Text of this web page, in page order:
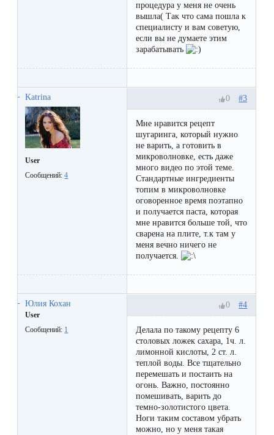
важным
событием
Противопоказания
перед
визитом
косметологу?
процедура у меня не очень
вышла( Так что сама пошла к
специалисту и вам советую,
если вы не думаете этим
зарабатывать
Katrina
User
Сообщений:4
#3
0
Мне нравится рецепт
шугаринга, который нужно
не варить, а готовить в
микроволновке, есть даже
много видео по этой теме.
Стандартные ингредиенты
топим в микроволновке
оговоренное время поэтапно
и получается паста, которая
мне нравится больше той, что
сварена на плите, т.к там у
меня вечно ничего не
получается.
Юлия Кохан
User
Сообщений: 1
#4
0
Делала по такому рецепту 6
столовых ложек сахара, 1ч. л.
лимонной кислоты, 2 ст. л.
теплой воды. Все тщательно
перемешать и постаить на
огонь. Важно, постоянно
помешивать, варить до
темно-золотистого цвета.
Ноги таким составом убрать
можно, но у меня такая